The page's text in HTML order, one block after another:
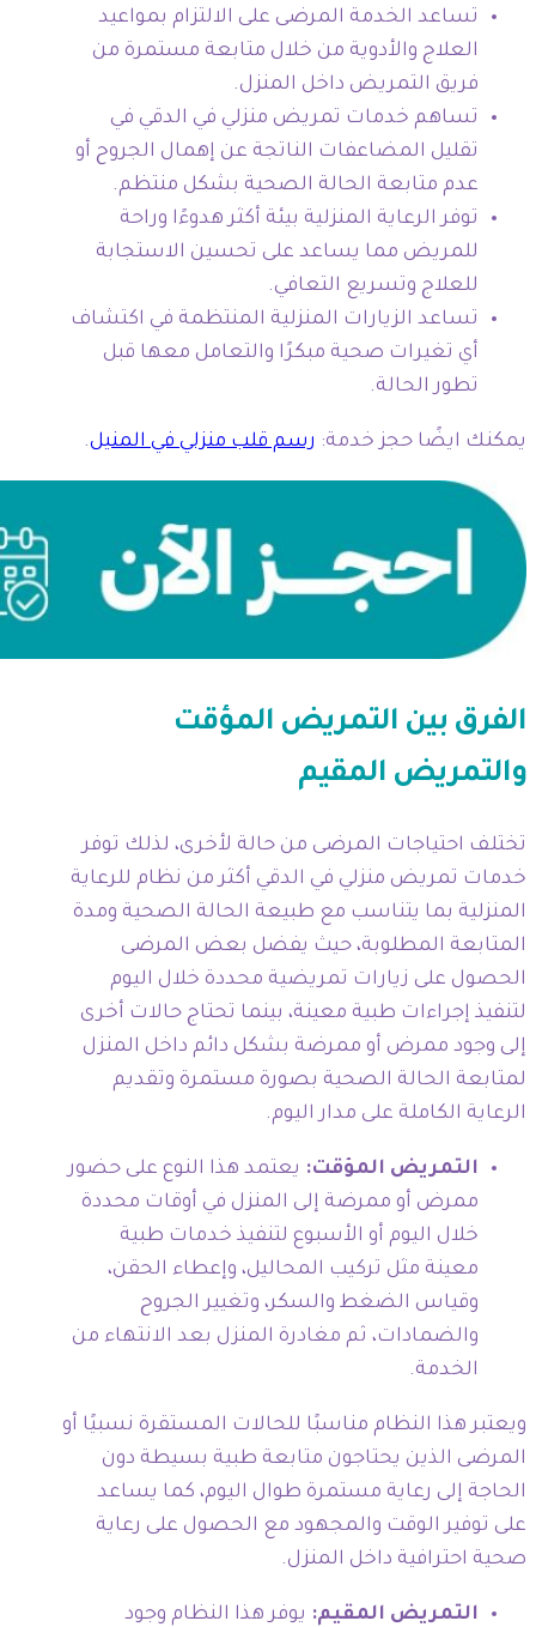
تساعد الخدمة المرضى على الالتزام بمواعيد
العلاج والأدوية من خلال متابعة مستمرة من
فريق التمريض داخل المنزل.
تساهم خدمات تمريض منزلي في الدقي في
تقليل المضاعفات الناتجة عن إهمال الجروح أو
عدم متابعة الحالة الصحية بشكل منتظم.
توفر الرعاية المنزلية بيئة أكثر هدوءًا وراحة
للمريض مما يساعد على تحسين الاستجابة
للعلاج وتسريع التعافي.
تساعد الزيارات المنزلية المنتظمة في اكتشاف
أي تغيرات صحية مبكرًا والتعامل معها قبل
تطور الحالة.
يمكنك ايضًا حجز خدمة: رسم قلب منزلي في المنيل.
الفرق بين التمريض المؤقت
والتمريض المقيم
تختلف احتياجات المرضى من حالة لأخرى، لذلك توفر
خدمات تمريض منزلي في الدقي أكثر من نظام للرعاية
المنزلية بما يتناسب مع طبيعة الحالة الصحية ومدة
المتابعة المطلوبة، حيث يفضل بعض المرضى
الحصول على زيارات تمريضية محددة خلال اليوم
لتنفيذ إجراءات طبية معينة، بينما تحتاج حالات أخرى
إلى وجود ممرض أو ممرضة بشكل دائم داخل المنزل
لمتابعة الحالة الصحية بصورة مستمرة وتقديم
الرعاية الكاملة على مدار اليوم.
التمريض المؤقت: يعتمد هذا النوع على حضور
ممرض أو ممرضة إلى المنزل في أوقات محددة
خلال اليوم أو الأسبوع لتنفيذ خدمات طبية
معينة مثل تركيب المحاليل، وإعطاء الحقن،
وقياس الضغط والسكر، وتغيير الجروح
والضمادات، ثم مغادرة المنزل بعد الانتهاء من
الخدمة.
ويعتبر هذا النظام مناسبًا للحالات المستقرة نسبيًا أو
المرضى الذين يحتاجون متابعة طبية بسيطة دون
الحاجة إلى رعاية مستمرة طوال اليوم، كما يساعد
على توفير الوقت والمجهود مع الحصول على رعاية
صحية احترافية داخل المنزل.
التمريض المقيم: يوفر هذا النظام وجود